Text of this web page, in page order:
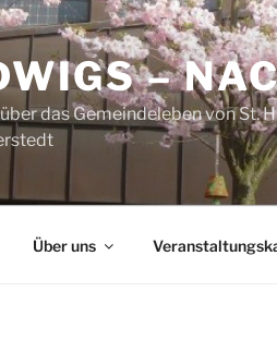
–
das Gemeindeleben von St.
Über uns